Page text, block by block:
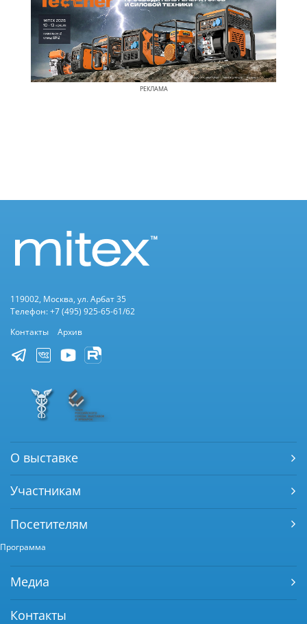
РЕКЛАМА
119002, Москва, ул. Арбат 35
Телефон: +7 (495) 925-65-61/62
Контакты
Архив
О выставке
Участникам
Посетителям
Программа
Медиа
Контакты